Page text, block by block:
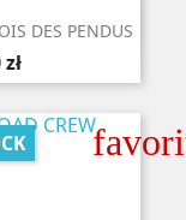
DES PENDUS